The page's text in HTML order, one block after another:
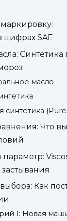
маркировку:
цифрах SAE
Синтетика
масло
синтетика
Что
Как
1: Новая